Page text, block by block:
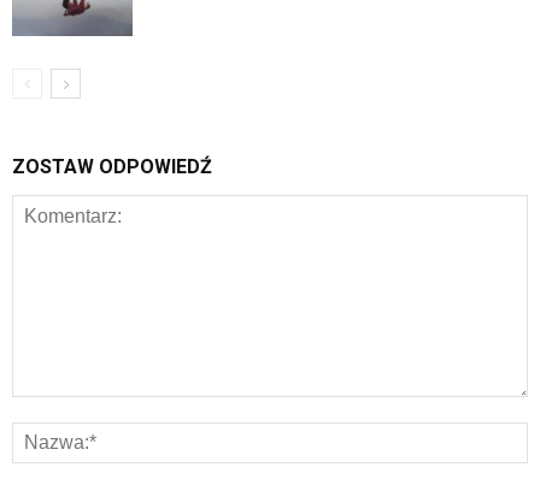
ZOSTAW ODPOWIEDŹ